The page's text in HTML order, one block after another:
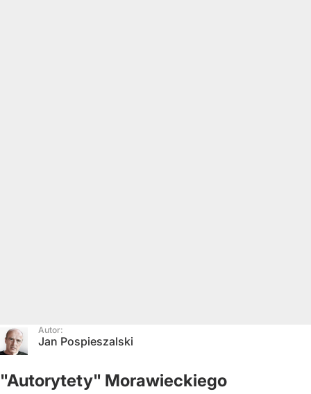
Autor:
Jan Pospieszalski
"Autorytety" Morawieckiego